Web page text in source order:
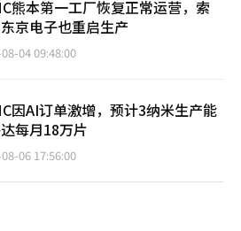
熊本第一工厂恢复正常运营，索
京电子也重启生产
04 09:48:00
因AI订单激增，预计3纳米生产能
每月18万片
06 17:56:00